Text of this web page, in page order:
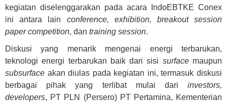
kegiatan diselenggarakan pada acara IndoEBTKE Conex
ini antara lain conference, exhibition, breakout session
paper competition, dan training session.
Diskusi yang menarik mengenai energi terbarukan,
teknologi energi terbarukan baik dari sisi surfacemaupun
subsurface akan diulas pada kegiatan ini, termasuk diskusi
berbagai pihak yang terlibat mulai dari investors,
developers, PT PLN (Persero) PT Pertamina, Kementerian